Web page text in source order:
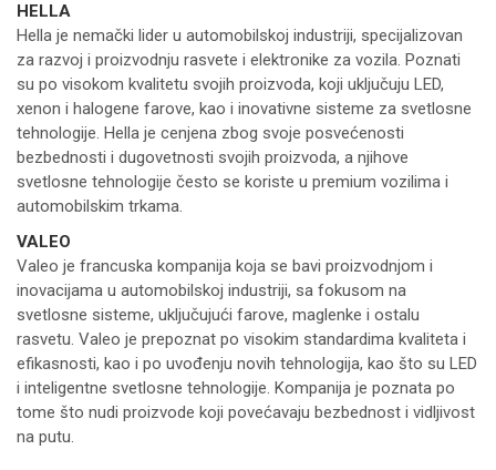
HELLA
Hella je nemački lider u automobilskoj industriji, specijalizovan
za razvoj i proizvodnju rasvete i elektronike za vozila. Poznati
su po visokom kvalitetu svojih proizvoda, koji uključuju LED,
xenon i halogene farove, kao i inovativne sisteme za svetlosne
tehnologije. Hella je cenjena zbog svoje posvećenosti
bezbednosti i dugovetnosti svojih proizvoda, a njihove
svetlosne tehnologije često se koriste u premium vozilima i
automobilskim trkama.
VALEO
Valeo je francuska kompanija koja se bavi proizvodnjom i
inovacijama u automobilskoj industriji, sa fokusom na
svetlosne sisteme, uključujući farove, maglenke i ostalu
rasvetu. Valeo je prepoznat po visokim standardima kvaliteta i
efikasnosti, kao i po uvođenju novih tehnologija, kao što su LED
i inteligentne svetlosne tehnologije. Kompanija je poznata po
tome što nudi proizvode koji povećavaju bezbednost i vidljivost
na putu.